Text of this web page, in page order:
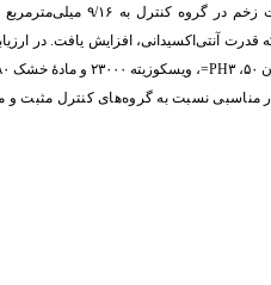
آنتی‌اکسیدانی، افزایش یافت. در
۳
PH
=، ویسکوزیته ۲۳۰۰۰ و مادۀ خشک ۸۰ مشاهده شد.
مناسبی نسبت به گروه‌های کنترل مثبت و